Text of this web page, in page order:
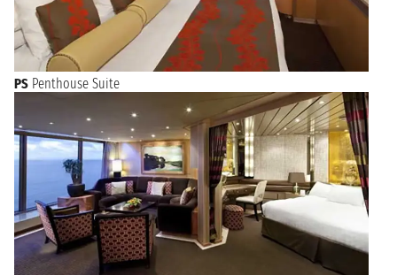
PS Penthouse Suite